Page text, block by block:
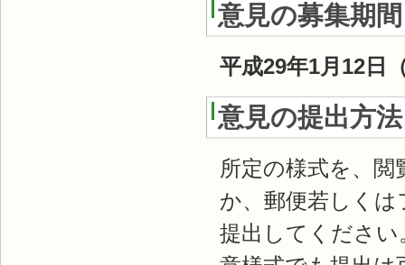
意見の募集期間
平成29年1月12日
意見の提出方法
所定の様式を、
か、郵便若しく
提出してくださ